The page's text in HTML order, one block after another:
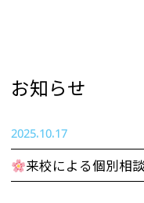
お知らせ
2025.10.17
来校による個別相